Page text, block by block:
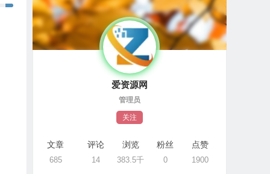
爱资源网
管理员
关注
文章
685
评论
14
浏览
383.5千
粉丝
0
点赞
1900